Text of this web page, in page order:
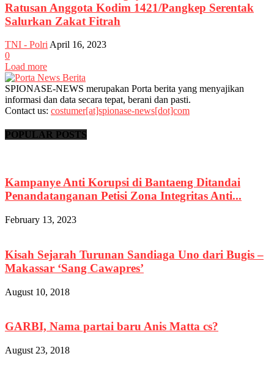
Ratusan Anggota Kodim 1421/Pangkep Serentak
Salurkan Zakat Fitrah
TNI - Polri April 16, 2023
0
Load more
SPIONASE-NEWS merupakan Porta berita yang menyajikan
informasi dan data secara tepat, berani dan pasti.
Contact us: costumer[at]spionase-news[dot]com
POPULAR POSTS
Kampanye Anti Korupsi di Bantaeng Ditandai
Penandatanganan Petisi Zona Integritas Anti...
February 13, 2023
Kisah Sejarah Turunan Sandiaga Uno dari Bugis –
Makassar ‘Sang Cawapres’
August 10, 2018
GARBI, Nama partai baru Anis Matta cs?
August 23, 2018